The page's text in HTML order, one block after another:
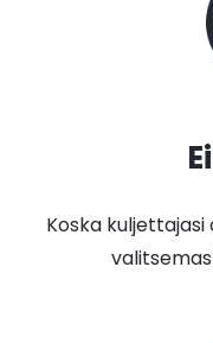
Koska